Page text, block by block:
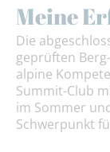
Meine
Die
geprüften
alpine
Summit-Club
im Sommer
Schwerpunkt